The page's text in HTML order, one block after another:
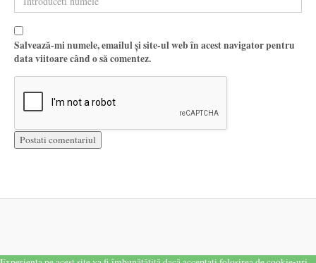
Salvează-mi numele, emailul și site-ul web în acest navigator pentru
data viitoare când o să comentez.